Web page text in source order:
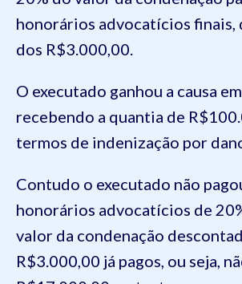
honorários advocatícios finais,
dos R$3.000,00.
O executado ganhou a causa
recebendo a quantia de
termos de indenização por
Contudo o executado não
honorários advocatícios de
valor da condenação
R$3.000,00 já pagos, ou seja,